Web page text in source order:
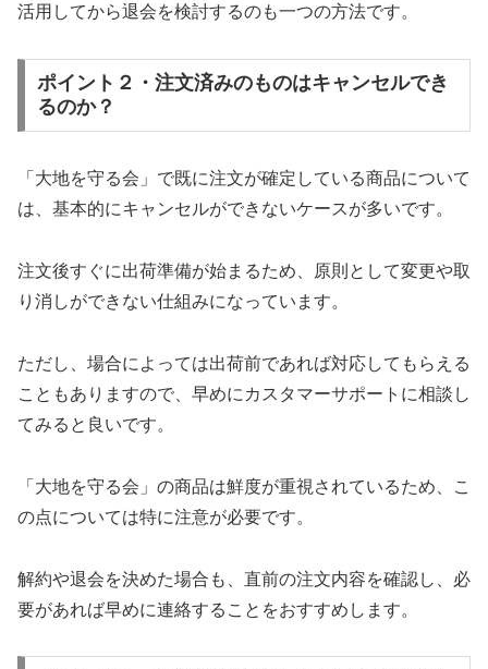
活用してから退会を検討するのも一つの方法です。
ポイント２・注文済みのものはキャンセルでき
るのか？
「大地を守る会」で既に注文が確定している商品について
は、基本的にキャンセルができないケースが多いです。
注文後すぐに出荷準備が始まるため、原則として変更や取
り消しができない仕組みになっています。
ただし、場合によっては出荷前であれば対応してもらえる
こともありますので、早めにカスタマーサポートに相談し
てみると良いです。
「大地を守る会」の商品は鮮度が重視されているため、こ
の点については特に注意が必要です。
解約や退会を決めた場合も、直前の注文内容を確認し、必
要があれば早めに連絡することをおすすめします。